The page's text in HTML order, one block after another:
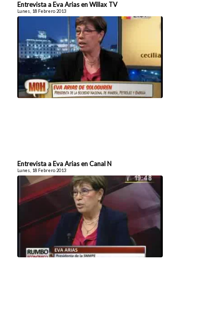
Entrevista a Eva Arias en Willax TV
Lunes, 18 Febrero 2013
Entrevista a Eva Arias en Canal N
Lunes, 18 Febrero 2013